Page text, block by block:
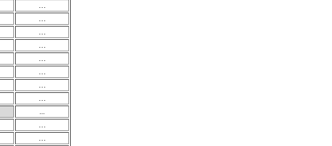
...
...
...
...
...
...
...
...
...
...
...